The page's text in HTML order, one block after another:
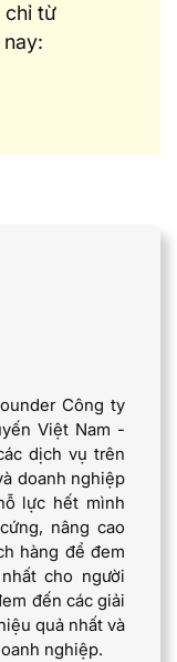
chỉ từ
Công ty
Việt Nam -
dịch vụ trên
doanh nghiệp
lực hết mình
nâng cao
hàng để đem
cho người
đến các giải
quả nhất và
nghiệp.